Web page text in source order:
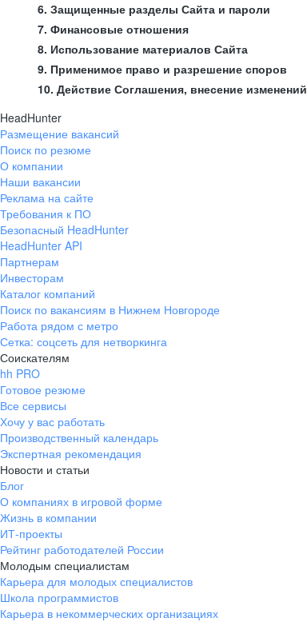
6. Защищенные разделы Сайта и пароли
7. Финансовые отношения
8. Использование материалов Сайта
9. Применимое право и разрешение споров
10. Действие Соглашения, внесение изменений
HeadHunter
Размещение вакансий
Поиск по резюме
О компании
Наши вакансии
Реклама на сайте
Требования к ПО
Безопасный HeadHunter
HeadHunter API
Партнерам
Инвесторам
Каталог компаний
Поиск по вакансиям в Нижнем Новгороде
Работа рядом с метро
Сетка: соцсеть для нетворкинга
Соискателям
hh PRO
Готовое резюме
Все сервисы
Хочу у вас работать
Производственный календарь
Экспертная рекомендация
Новости и статьи
Блог
О компаниях в игровой форме
Жизнь в компании
ИТ-проекты
Рейтинг работодателей России
Молодым специалистам
Карьера для молодых специалистов
Школа программистов
Карьера в некоммерческих организациях